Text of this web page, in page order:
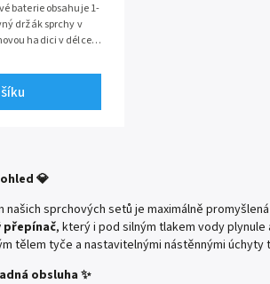
baterie obsahuje 1-
držák sprchy v
hadici v délce
mm
💎
našich sprchových setů je maximálně
přepínač, který i pod silným tlakem vody plynule
tělem tyče a nastavitelnými nástěnnými
obsluha ✨